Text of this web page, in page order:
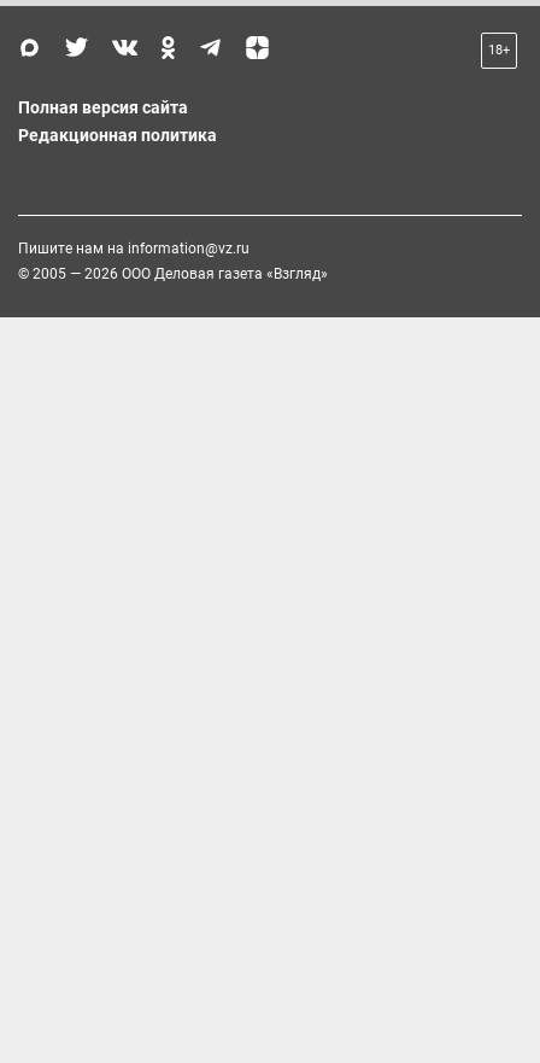
18+
Полная версия сайта
Редакционная политика
Пишите нам на information@vz.ru
© 2005 — 2026 ООО Деловая газета «Взгляд»